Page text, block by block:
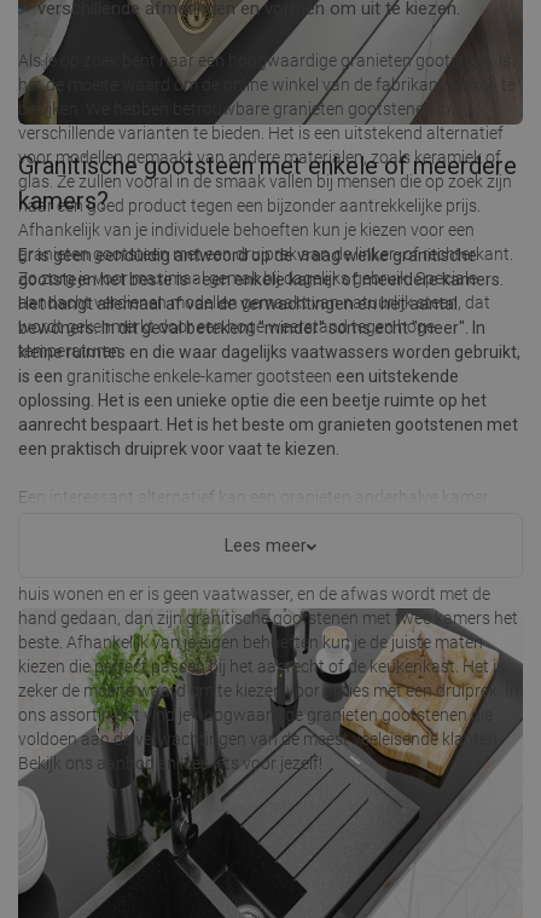
verschillende afmetingen en vormen om uit te kiezen.
Als je op zoek bent naar een hoogwaardige granieten gootsteen
het de moeite waard om de online winkel van de fabrikant Mexen te
bekijken. We hebben betrouwbare granieten gootstenen in
verschillende varianten te bieden. Het is een uitstekend alternatief
voor modellen gemaakt van andere materialen, zoals keramiek of
glas. Ze zullen vooral in de smaak vallen bij mensen die op zoek zijn
naar een goed product tegen een bijzonder aantrekkelijke prijs.
Afhankelijk van je individuele behoeften kun je kiezen voor een
granieten gootsteen met een druiprek aan de linker- of rechterkant.
Zo zorg je voor maximaal gemak bij dagelijks gebruik. Speciale
aandacht verdienen modellen gemaakt van natuurlijk steen, dat
wordt gekenmerkt door een hoge weerstand tegen hoge
temperaturen.
Granitische gootsteen met enkele of meerdere
kamers?
Er is geen eenduidig antwoord op de vraag welke granitische
gootsteen het beste is - een enkele kamer of meerdere kamers.
Het hangt allemaal af van de verwachtingen en het aantal
bewoners. In dit geval betekent "minder" soms echt "meer". In
kleine ruimtes en die waar dagelijks vaatwassers worden gebruikt,
is een granitische enkele-kamer gootsteen een uitstekende
oplossing. Het is een unieke optie die een beetje ruimte op het
aanrecht bespaart. Het is het beste om granieten gootstenen met
een praktisch druiprek voor vaat te kiezen.
Een interessant alternatief kan een granieten anderhalve kamer
ideaal is voor het wassen van bestek en kleine vaatwerk, het
huis wonen en er is geen vaatwasser, en de afwas wordt met de
hand gedaan, dan zijn granitische gootstenen met twee kamers het
beste. Afhankelijk van je eigen behoeften kun je de juiste maten
kiezen die perfect passen bij het aanrecht of de keukenkast. Het is
zeker de moeite waard om te kiezen voor opties met een druiprek. In
ons assortiment vind je hoogwaardige granieten gootstenen die
voldoen aan de verwachtingen van de meest veeleisende klanten.
Bekijk ons aanbod en kies iets voor jezelf!
Lees meer